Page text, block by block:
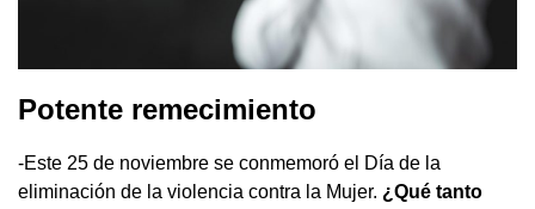
Potente remecimiento
-Este 25 de noviembre se conmemoró el Día de la
eliminación de la violencia contra la Mujer. ¿Qué tanto